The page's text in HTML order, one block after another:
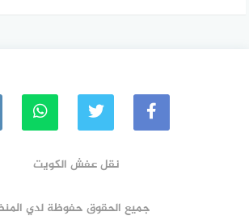
نقل عفش الكويت
جميع الحقوق حفوظة لدي